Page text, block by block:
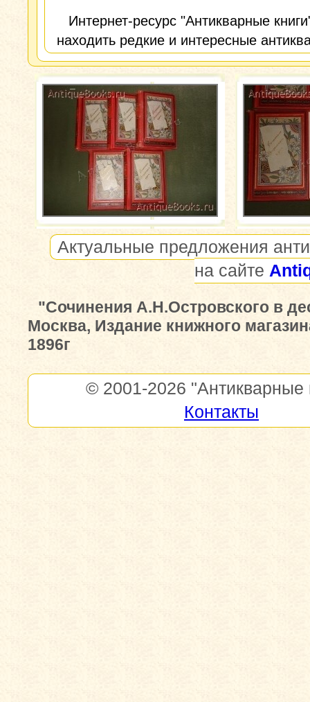
Интернет-ресурс "Антикварные
находить редкие и интересные
Актуальные предложения
на сайте
"Сочинения А.Н.Островского в
Москва, Издание книжного
1896г
© 2001-2026 "Антикварные
Контакты